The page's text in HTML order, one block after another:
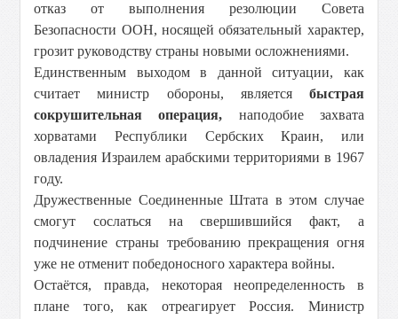
отказ от выполнения резолюции Совета
Безопасности ООН, носящей обязательный характер,
грозит руководству страны новыми осложнениями.
Единственным выходом в данной ситуации, как
считает министр обороны, является быстрая
сокрушительная операция, наподобие захвата
хорватами Республики Сербских Краин, или
овладения Израилем арабскими территориями в 1967
году.
Дружественные Соединенные Штата в этом случае
смогут сослаться на свершившийся факт, а
подчинение страны требованию прекращения огня
уже не отменит победоносного характера войны.
Остаётся, правда, некоторая неопределенность в
плане того, как отреагирует Россия. Министр